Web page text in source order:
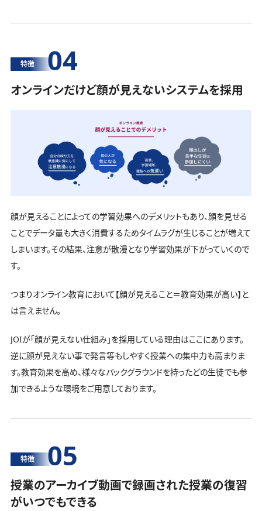
特徴 04
オンラインだけど顔が見えないシステムを採用
顔が見えることによっての学習効果へのデメリットもあり、顔を見せる
ことでデータ量も大きく消費するためタイムラグが生じることが増えて
しまいます。その結果、注意が散漫となり学習効果が下がっていくので
す。
つまりオンライン教育において【顔が見えること＝教育効果が高い】と
は言えません。
JOIが「顔が見えない仕組み」を採用している理由はここにあります。
逆に顔が見えない事で発言等もしやすく授業への集中力も高まりま
す。教育効果を高め、様々なバックグラウンドを持ったどの生徒でも参
加できるような環境をご用意しております。
特徴 05
授業のアーカイブ動画で録画された授業の復習
がいつでもできる